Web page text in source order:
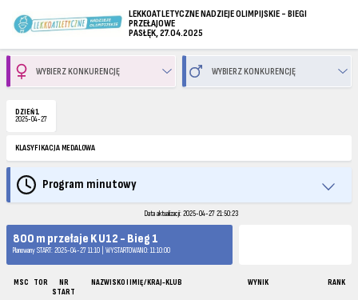
LEKKOATLETYCZNE NADZIEJE OLIMPIJSKIE - BIEGI
PRZEŁAJOWE
PASŁĘK, 27.04.2025
DZIEŃ 1
2025-04-27
KLASYFIKACJA MEDALOWA
Program minutowy
Data aktualizacji: 2025-04-27 21:50:23
800 m przełaje K U12 - Bieg 1
Planowany START: 2025-04-27 11:10 | WYSTARTOWANO: 11:10:00
MSC TOR
NR
START
NAZWISKO I IMIĘ / KRAJ-KLUB WYNIK RANK